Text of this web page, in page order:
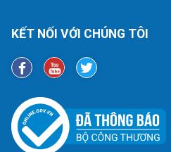
KẾT NỐI VỚI CHÚNG TÔI